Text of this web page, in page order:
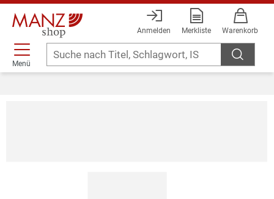
Anmelden Merkliste Warenkorb
Menü